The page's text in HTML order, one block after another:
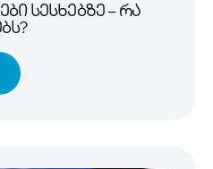
სესხებზე – რა